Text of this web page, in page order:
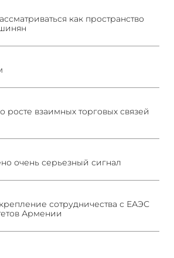
как пространство
росте взаимных торговых связей
очень серьезный сигнал
сотрудничества с ЕАЭС
Армении